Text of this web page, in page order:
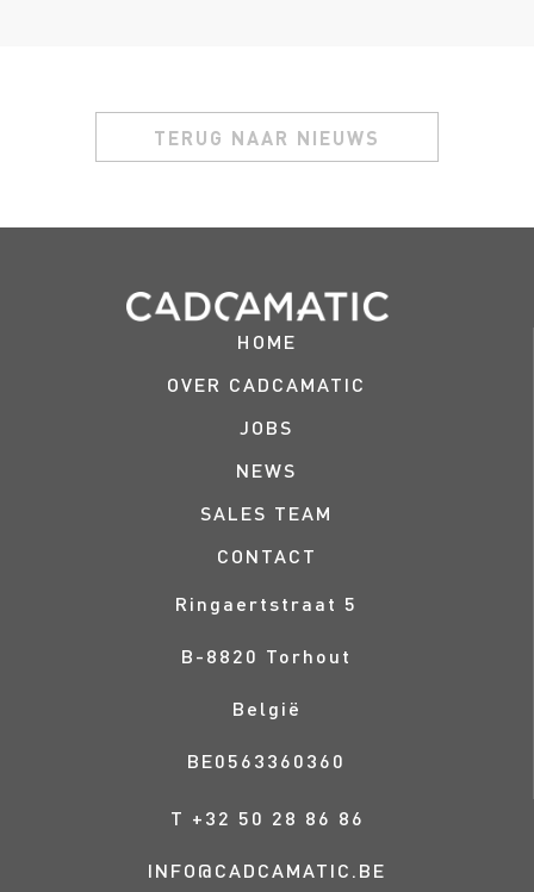
TERUG NAAR NIEUWS
HOME
OVER CADCAMATIC
JOBS
NEWS
SALES TEAM
CONTACT
Ringaertstraat 5
B-8820 Torhout
België
BE0563360360
T +32 50 28 86 86
INFO@CADCAMATIC.BE